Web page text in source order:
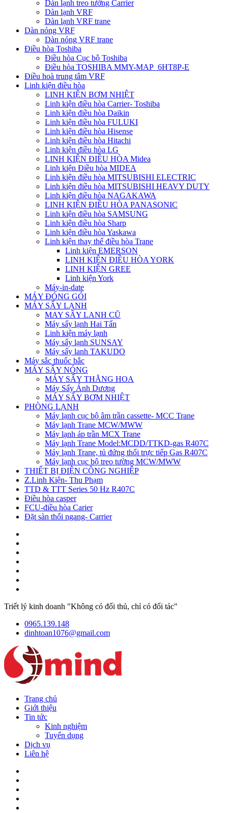
Dàn lạnh treo tường Carrier
Dàn lạnh VRF
Dàn lạnh VRF trane
Dàn nóng VRF
Dàn nóng VRF trane
Điều hòa Toshiba
Điều hòa Cục bộ Toshiba
Điều hòa TOSHIBA MMY-MAP_6HT8P-E
Điều hoà trung tâm VRF
Linh kiện điều hòa
LINH KIỆN BƠM NHIỆT
Linh kiện điều hòa Carrier- Toshiba
Linh kiện điều hòa Daikin
Linh kiện điều hòa FULUKI
Linh kiện điều hòa Hisense
Linh kiện điều hòa Hitachi
Linh kiện điều hòa LG
LINH KIỆN ĐIỀU HÒA Midea
Linh kiện Điều hòa MIDEA
Linh kiện điều hòa MITSUBISHI ELECTRIC
Linh kiện điều hòa MITSUBISHI HEAVY DUTY
Linh kiện điều hòa NAGAKAWA
LINH KIỆN ĐIỀU HÒA PANASONIC
Linh kiện điều hòa SAMSUNG
Linh kiện điều hòa Sharp
Linh kiện điều hòa Yaskawa
Linh kiện thay thế điều hòa Trane
Linh kiện EMERSON
LINH KIỆN ĐIỀU HÒA YORK
LINH KIỆN GREE
Linh kiện York
Máy-in-date
MÁY ĐÓNG GÓI
MÁY SẤY LẠNH
MAY SÂY LANH CŨ
Máy sấy lạnh Hai Tấn
Linh kiện máy lạnh
Máy sấy lạnh SUNSAY
Máy sấy lanh TAKUDO
Máy sắc thuốc bắc
MÁY SẤY NÓNG
MÁY SẤY THĂNG HOA
Máy Sấy Ánh Dương
MÁY SẤY BƠM NHIỆT
PHÒNG LẠNH
Máy lạnh cục bộ âm trần cassette- MCC Trane
Máy lạnh Trane MCW/MWW
Máy lạnh áp trần MCX Trane
Máy lạnh Trane Model:MCDD/TTKD-gas R407C
Máy lạnh Trane, tủ đứng thổi trực tiếp Gas R407C
Máy lạnh cục bộ treo tường MCW/MWW
THIẾT BỊ ĐIỆN CÔNG NGHIỆP
Z.Linh Kiện- Thu Phạm
TTD & TTT Series 50 Hz R407C
Điều hòa casper
FCU-điều hòa Carier
Đặt sàn thổi ngang- Carrier
Triết lý kinh doanh "Không có đối thủ, chỉ có đối tác"
0965.139.148
dinhtoan1076@gmail.com
Trang chủ
Giới thiệu
Tin tức
Kinh nghiệm
Tuyển dụng
Dịch vụ
Liên hệ